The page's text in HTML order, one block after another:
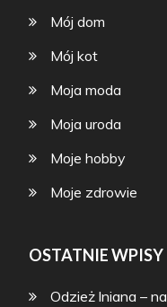
Mój dom
Mój kot
Moja moda
Moja uroda
Moje hobby
Moje zdrowie
OSTATNIE WPISY
Odzież lniana –